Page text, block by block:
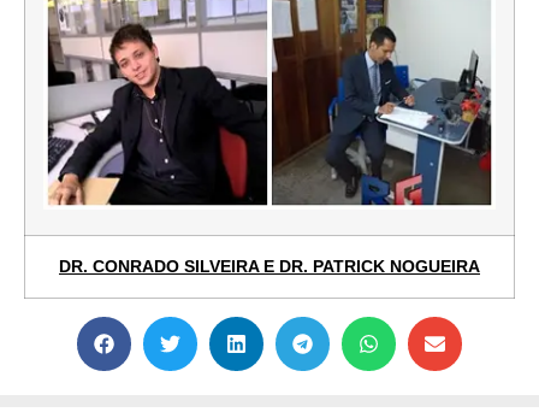
DR. CONRADO SILVEIRA E DR. PATRICK NOGUEIRA